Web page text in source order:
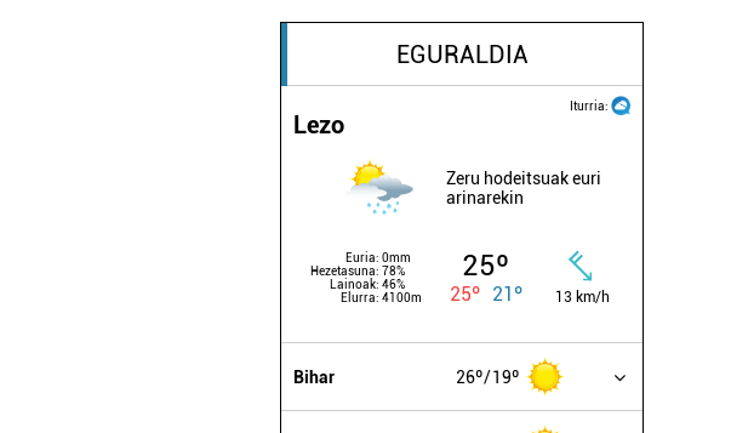
EGURALDIA
Iturria:
Lezo
Zeru hodeitsuak euri
arinarekin
Euria: 0mm
Hezetasuna: 78%
Lainoak: 46%
Elurra: 4100m
25º
25º 21º 13 km/h
Bihar 26º 19º